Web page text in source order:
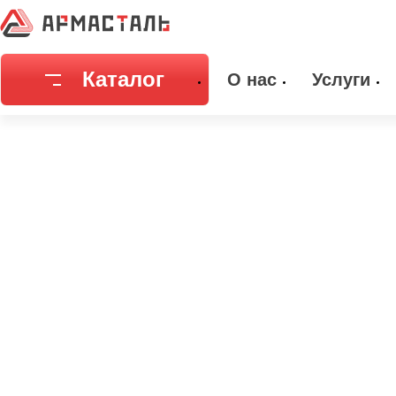
Каталог О нас Услуги
Главная Каталог Емкостное оборудование